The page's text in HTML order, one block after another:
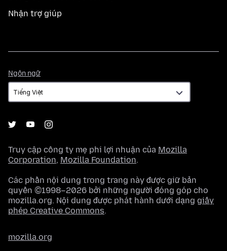
Nhận trợ giúp
Ngôn ngữ
ngữ
Truy cập công ty mẹ phi lợi nhuận của Mozilla
Corporation, Mozilla Foundation.
Các phần nội dung trong trang này được giữ bản
quyền ©1998–2026 bởi những người đóng góp cho
mozilla.org. Nội dung được phát hành dưới dạng giấy
phép Creative Commons.
mozilla.org